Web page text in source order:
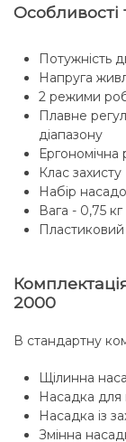
Потужність
Напруга
2 режими
Плавне
діапазону
Ергономічна
Клас захисту
Набір
Вага - 0,75 кг
2000
В стандартну
Щілинна
Насадка для
Насадка із
Змінна